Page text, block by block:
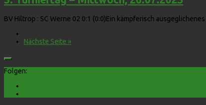
BV Hiltrop : SC Werne 02 0:1 (0:0)Ein kämpferisch
Nächste Seite »
Folgen: